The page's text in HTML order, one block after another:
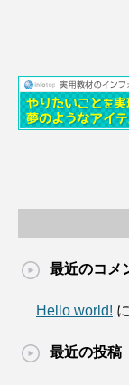
最近のコメ
Hello world! に
最近の投稿